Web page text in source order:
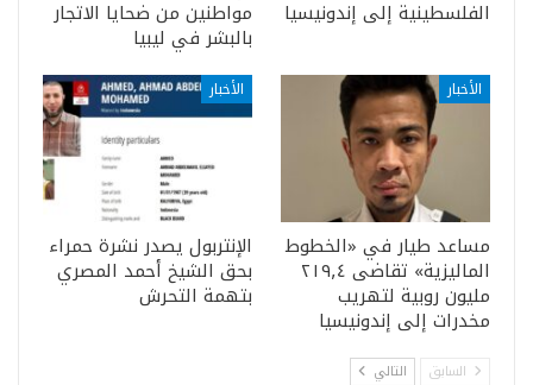
الفلسطينية إلى إندونيسيا مواطنين من ضحايا الاتجار
بالبشر في ليبيا
الأخبار
مساعد طيار في «الخطوط
الماليزية» تقاضى ٢١٩٫٤
مليون روبية لتهريب
مخدرات إلى إندونيسيا
الأخبار
الإنتربول يصدر نشرة حمراء
بحق الشيخ أحمد المصري
بتهمة التحرش
السابق التالي